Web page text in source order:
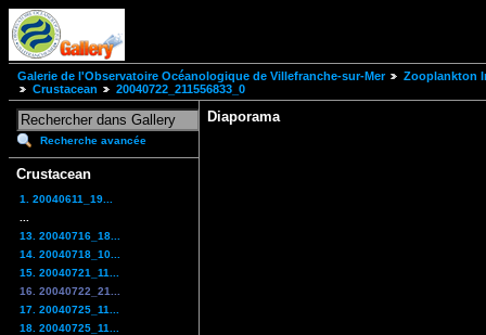
Galerie de l'Observatoire Océanologique de Villefranche-sur-Mer
Zooplankton
Crustacean
20040722_211556833_0
Recherche avancée
Crustacean
1. 20040611_19...
13. 20040716_18...
14. 20040718_10...
15. 20040721_11...
16. 20040722_21...
17. 20040725_11...
18. 20040725_11...
Diaporama